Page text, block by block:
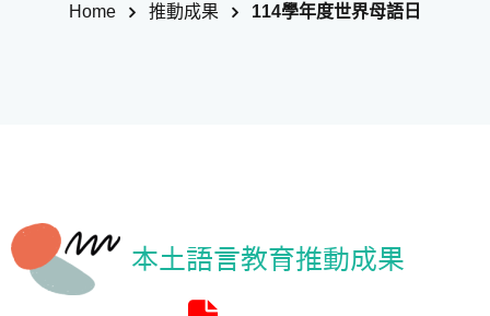
開課情形
計資料
Home 推動成果 114學年度世界母語日
本土語言教育推動成果